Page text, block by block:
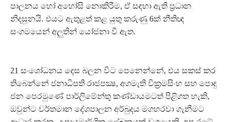
පාලනය හෝ අහෝසි නොකිරීම, ඒ සඳහා ඇති ප්‍රධාන
නිදසුනයි. එයට ඇතුළත් කළ යුතු කරුණු 6ක් නීතිඥ
සංගමයෙන් අලුතින් යෝජනා වී ඇත.
21 සංශෝධනය දෙස බලන විට පෙනෙන්නේ, එය සකස් කර
තිබෙන්නේ ජනාධිපති රාජපක්‍ෂ, අගමැති වික්‍රමසිංහ සහ පොදු
ජන පෙරමුණේ පාර්ලිමේන්තු කණ්ඩායමටත් පිළිගත හැකි,
ඔවුන්ට වර්තමාන දේශපාලන අර්බුදය මගහරවා ගැනීමට